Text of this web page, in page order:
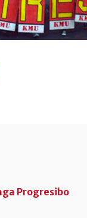
Progresibo